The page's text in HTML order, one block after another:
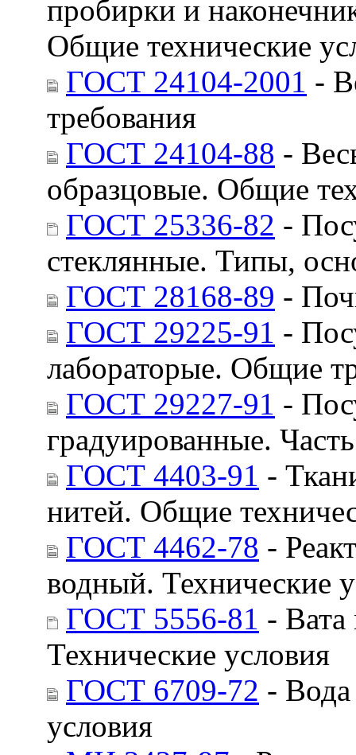
пробирки и
Общие технические
ГОСТ 24104-2001 -
требования
ГОСТ 24104-88 -
образцовые. Общие
ГОСТ 25336-82 -
стеклянные. Типы,
ГОСТ 28168-89 -
ГОСТ 29225-91 -
лабораторые. Общие
ГОСТ 29227-91 -
градуированные.
ГОСТ 4403-91 -
нитей. Общие
ГОСТ 4462-78 -
водный. Технические
ГОСТ 5556-81 - Вата
Технические условия
ГОСТ 6709-72 - Вода
условия